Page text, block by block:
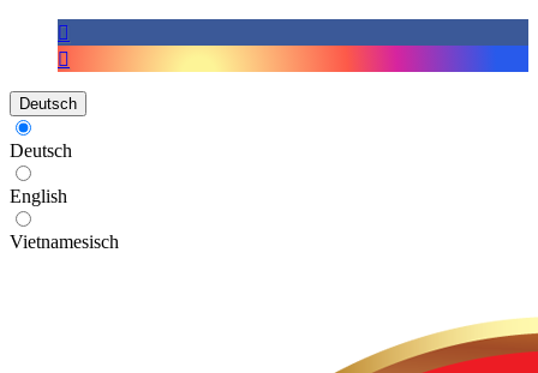
Deutsch
Deutsch
English
Vietnamesisch